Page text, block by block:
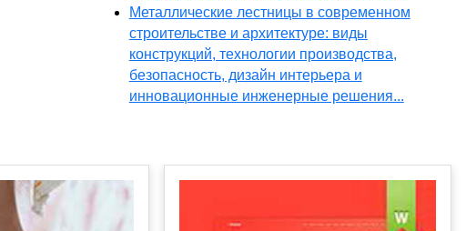
Металлические лестницы в современном
строительстве и архитектуре: виды
конструкций, технологии производства,
безопасность, дизайн интерьера и
инновационные инженерные решения...